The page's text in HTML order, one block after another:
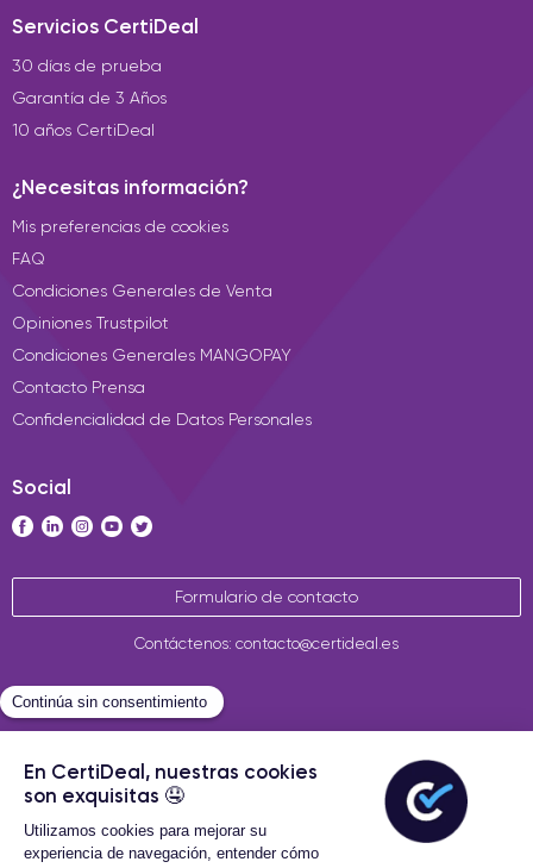
Servicios CertiDeal
30 días de prueba
Garantía de 3 Años
10 años CertiDeal
¿Necesitas información?
Mis preferencias de cookies
FAQ
Condiciones Generales de Venta
Opiniones Trustpilot
Condiciones Generales MANGOPAY
Contacto Prensa
Confidencialidad de Datos Personales
Social
Formulario de contacto
Contáctenos: contacto@certideal.es
Términos Generales de Venta
Certideal © 2026 Todos los
derechos reservados